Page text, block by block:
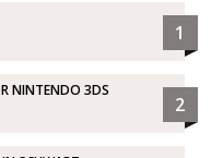
1
NINTENDO 3DS
2